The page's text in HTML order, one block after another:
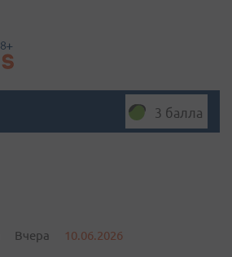
3 балла
Вчера 10.06.2026